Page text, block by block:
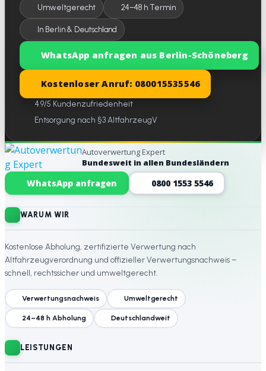
Umweltgerecht 24–48 h Termin
In Berlin & Deutschland
WhatsApp anfragen aus Berlin-Schöneberg
Kostenloser Anruf: 080015535546
4.9/5 Kundenzufriedenheit
Entsorgung nach §3 AltfahrzeugV
Website-Footer
Autoverwertung Expert
Bundesweit in allen Bundesländern
WhatsApp anfragen 0800 1553 5546
WARUM WIR
Kostenlose Abholung, zertifizierte Verwertung nach
Altfahrzeugverordnung und offizieller Verwertungsnachweis –
schnell, rechtssicher und umweltgerecht.
Verwertungsnachweis Umweltgerecht
24–48 h Abholung Deutschlandweit
LEISTUNGEN